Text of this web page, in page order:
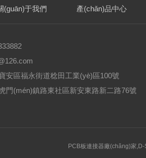
(guān)于我們 產(chǎn)品中心
安區福永街道稔田工業(yè)區100號
門(mén)鎮路東社區新安東路新二路76號
PCB板連接器廠(chǎng)家